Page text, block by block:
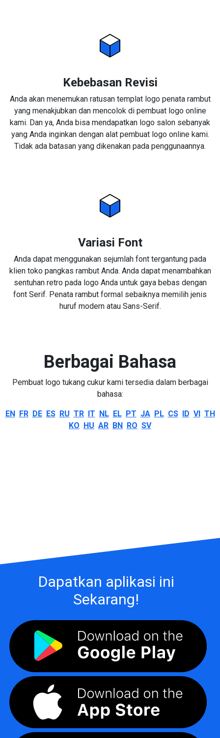
Kebebasan Revisi
Anda akan menemukan ratusan templat logo penata rambut
yang menakjubkan dan mencolok di pembuat logo online
kami. Dan ya, Anda bisa mendapatkan logo salon sebanyak
yang Anda inginkan dengan alat pembuat logo online kami.
Tidak ada batasan yang dikenakan pada penggunaannya.
Variasi Font
Anda dapat menggunakan sejumlah font tergantung pada
klien toko pangkas rambut Anda. Anda dapat menambahkan
sentuhan retro pada logo Anda untuk gaya bebas dengan
font Serif. Penata rambut formal sebaiknya memilih jenis
huruf modern atau Sans-Serif.
Berbagai Bahasa
Pembuat logo tukang cukur kami tersedia dalam berbagai
bahasa:
EN FR DE ES RU TR IT NL EL PT JA PL CS ID VI TH
KO HU AR BN RO SV
Dapatkan aplikasi ini
Sekarang!